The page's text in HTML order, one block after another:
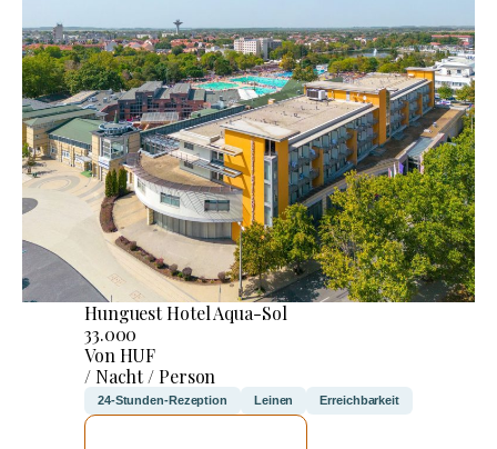
Hunguest Hotel Aqua-Sol
33.000
Von HUF
/ Nacht / Person
24-Stunden-Rezeption Leinen Erreichbarkeit